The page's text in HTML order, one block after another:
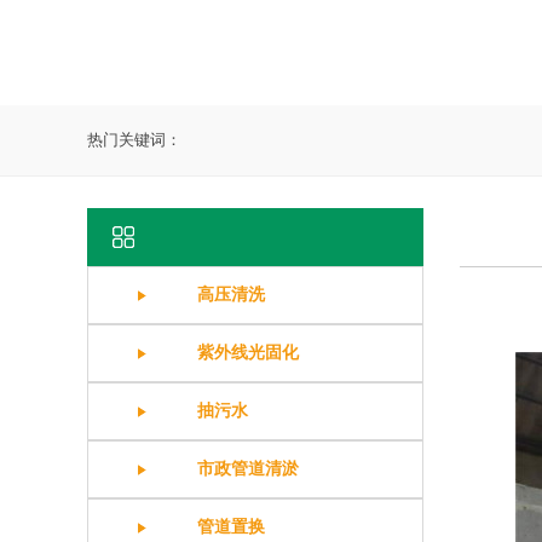
热门关键词：
高压清洗
紫外线光固化
抽污水
市政管道清淤
管道置换